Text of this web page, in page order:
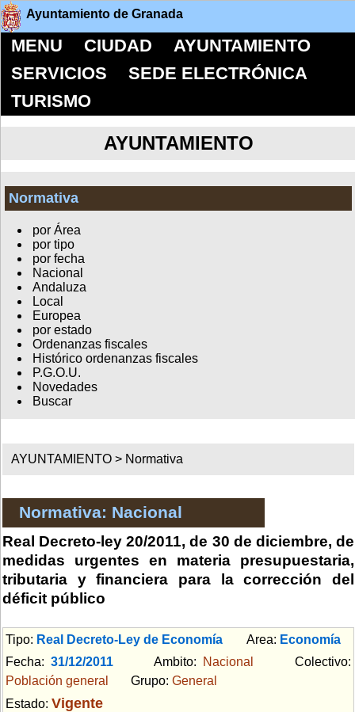
Ayuntamiento de Granada
MENU CIUDAD
AYUNTAMIENTO
SERVICIOS
SEDE ELECTRÓNICA
TURISMO
AYUNTAMIENTO
Normativa
por Área
por tipo
por fecha
Nacional
Andaluza
Local
Europea
por estado
Ordenanzas fiscales
Histórico ordenanzas fiscales
P.G.O.U.
Novedades
Buscar
AYUNTAMIENTO > Normativa
Normativa: Nacional
Real Decreto-ley 20/2011, de 30 de diciembre, de
medidas urgentes en materia presupuestaria,
tributaria y financiera para la corrección del
déficit público
Tipo: Real Decreto-Ley de Economía Area: Economía
Fecha: 31/12/2011Ambito: Nacional
Colectivo:
Población general
Grupo: General
Estado: Vigente